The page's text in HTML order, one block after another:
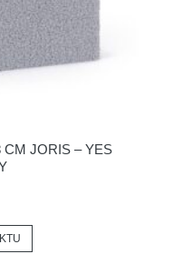
CM JORIS – YES